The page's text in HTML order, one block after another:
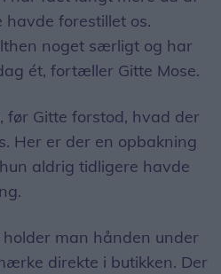
havde forestillet os.
noget særligt og har
ét, fortæller Gitte Mose.
før Gitte forstod, hvad der
Her er der en opbakning
aldrig tidligere havde
man hånden under
direkte i butikken. Der